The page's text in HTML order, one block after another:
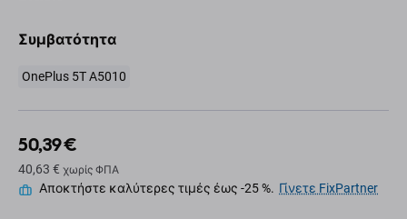
Συμβατότητα
OnePlus 5T A5010
50,39 €
40,63 € χωρίς ΦΠΑ
Αποκτήστε καλύτερες τιμές έως -25 %. Γίνετε FixPartner